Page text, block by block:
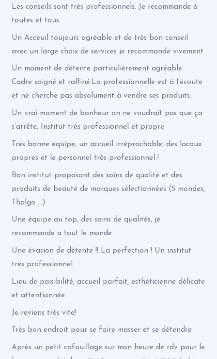
Les conseils sont très professionnels. Je recommande à
toutes et tous.
Un Acceuil toujours agréable et de très bon conseil
avec un large choix de services je recommande vivement
Un moment de détente particulièrement agréable.
Cadre soigné et raffiné.La professionnelle est à l’écoute
et ne cherche pas absolument à vendre ses produits.
Un vrai moment de bonheur on ne voudrait pas que ça
s’arrête. Institut très professionnel et propre.
Très bonne équipe, un accueil irréprochable, des locaux
propres et le personnel très professionnel !
Bon institut proposant des soins de qualité et des
produits de beauté de marques sélectionnées (5 mondes,
Thalgo …)
Une équipe au top, des soins de qualités, je
recommande a tout le monde
Une évasion de détente !! La perfection ! Un institut
très professionnel
Lieu de paisibilité, accueil parfait, esthéticienne délicate
et attentionnée…
Je reviens très vite!
Très bon endroit pour se faire masser et se détendre
Après un petit cafouillage sur mon heure de rdv pour le